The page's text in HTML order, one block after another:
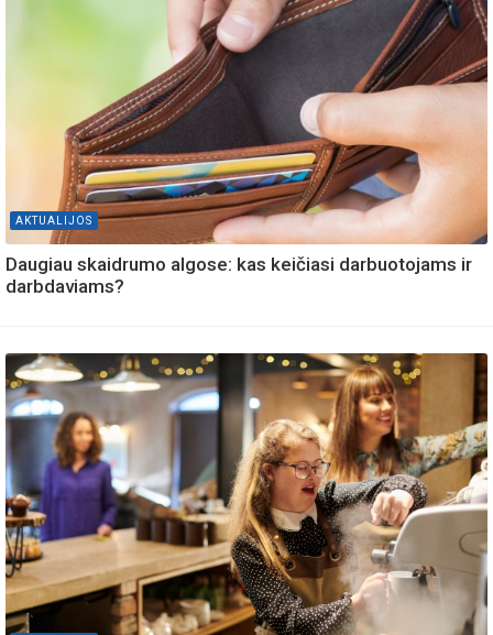
AKTUALIJOS
Daugiau skaidrumo algose: kas keičiasi darbuotojams ir
darbdaviams?